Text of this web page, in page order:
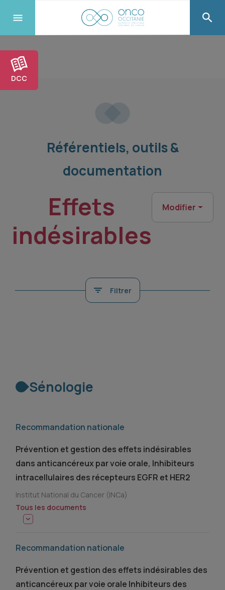
DCC
Référentiels, outils &
documentation
Effets
indésirables
Modifier
Filtrer
Sénologie
Recommandation nationale
Prévention et gestion des effets indésirables
dans anticancéreux par voie orale, Inhibiteurs
intracellulaires des récepteurs EGFR et HER2
Institut National du Cancer (INCa)
Tous les documents
Recommandation nationale
Prévention et gestion des effets indésirables des
anticancéreux par voie orale Inhibiteurs des